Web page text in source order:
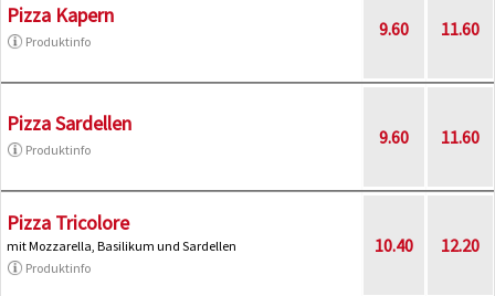
Pizza Kapern
Produktinfo
9.60 11.60
Pizza Sardellen
Produktinfo
9.60 11.60
Pizza Tricolore
mit Mozzarella, Basilikum und Sardellen
Produktinfo
10.40 12.20